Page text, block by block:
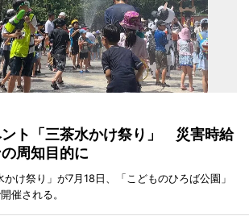
ト「三茶水かけ祭り」 災害時給
周知目的に
け祭り」が7月18日、「こどものひろば公園」
催される。